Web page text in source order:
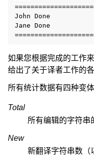
John Done
Jane Done
如果您根据完成的工作
给出了关于译者工作的
所有统计数据有四种变体
Total
所有编辑的字符串
New
新翻译字符串数（